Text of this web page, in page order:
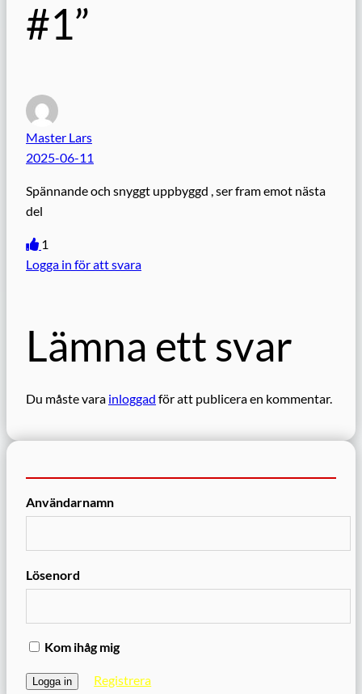
#1”
Master Lars
2025-06-11
Spännande och snyggt uppbyggd , ser fram emot nästa
del
1
Logga in för att svara
Lämna ett svar
Du måste vara inloggad för att publicera en kommentar.
Användarnamn
Lösenord
Kom ihåg mig
Registrera